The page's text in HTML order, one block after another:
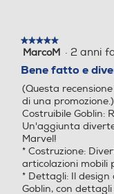
★★★★★
★★★★★
5
5
stelle.
MarcoM · 2 anni
Bene fatto e
(Questa
di una
Costruibile Goblin:
Un'aggiunta
Marvel! ️
* Costruzione:
articolazioni mobili
* Dettagli: Il
Goblin, con